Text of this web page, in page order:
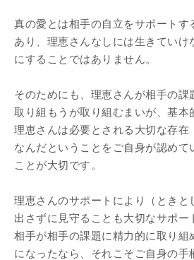
真の愛とは相手の自立をサポートす
あり、理恵さんなしには生きていけ
にすることではありません。
そのためにも、理恵さんが相手の課
取り組もうが取り組むまいが、基本
理恵さんは必要とされる大切な存在
なんだということをご自身が認めて
ことが大切です。
理恵さんのサポートにより（ときと
出さずに見守ることも大切なサポー
相手が相手の課題に精力的に取り組
になったなら、それこそご自身の手